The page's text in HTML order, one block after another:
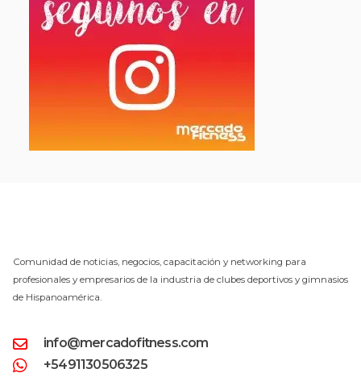
Comunidad de noticias, negocios, capacitación y networking para
profesionales y empresarios de la industria de clubes deportivos y gimnasios
de Hispanoamérica.
info@mercadofitness.com
+5491130506325